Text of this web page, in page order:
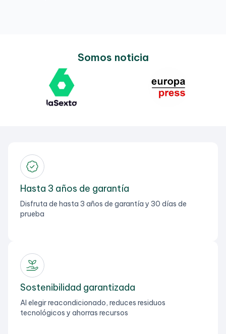
Somos noticia
Hasta 3 años de garantía
Disfruta de hasta 3 años de garantía y 30 días de
prueba
Sostenibilidad garantizada
Al elegir reacondicionado, reduces residuos
tecnológicos y ahorras recursos